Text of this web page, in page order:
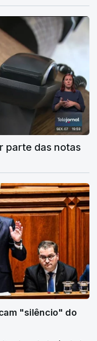
parte das notas
"silêncio" do